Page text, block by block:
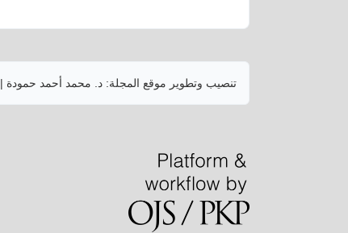
تنصيب وتطوير موقع المجلة: د. محمد أحمد حمودة |